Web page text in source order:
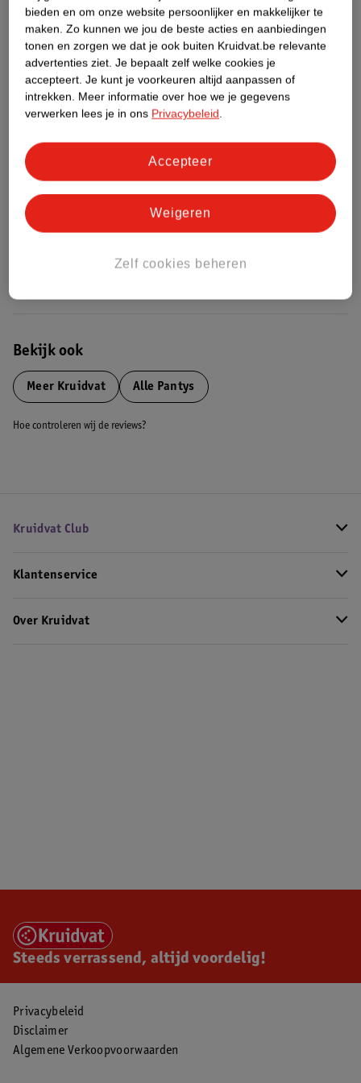
Etiketinformatie
Nature Impact Score
Rood (-) = hoge impact op het milieu.
gemiddelden.
Nature Impact Score: 23%
Gemiddelde voor Panty&apos;s: 24%
Bekijk ook
Meer Kruidvat Alle Pantys
Hoe controleren wij de reviews?
Kruidvat Club
Klantenservice
Over Kruidvat
Steeds verrassend, altijd voordelig!
Privacybeleid
Disclaimer
Algemene Verkoopvoorwaarden
bieden en om onze website persoonlijker en makkelijker te
maken. Zo kunnen we jou de beste acties en aanbiedingen
tonen en zorgen we dat je ook buiten Kruidvat.be relevante
advertenties ziet. Je bepaalt zelf welke cookies je
accepteert. Je kunt je voorkeuren altijd aanpassen of
intrekken. Meer informatie over hoe we je gegevens
verwerken lees je in ons Privacybeleid.
Zelf cookies beheren
Weigeren
Accepteer